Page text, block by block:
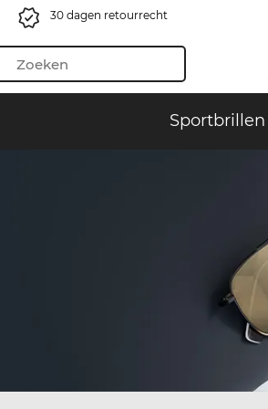
30 dagen retourrecht
Sportbrillen